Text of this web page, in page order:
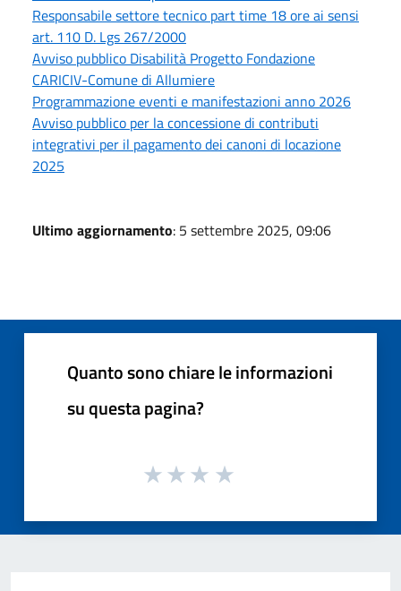
Responsabile settore tecnico part time 18 ore ai sensi
art. 110 D. Lgs 267/2000
Avviso pubblico Disabilità Progetto Fondazione
CARICIV-Comune di Allumiere
Programmazione eventi e manifestazioni anno 2026
Avviso pubblico per la concessione di contributi
integrativi per il pagamento dei canoni di locazione
2025
Ultimo aggiornamento: 5 settembre 2025, 09:06
Quanto sono chiare le informazioni
su questa pagina?